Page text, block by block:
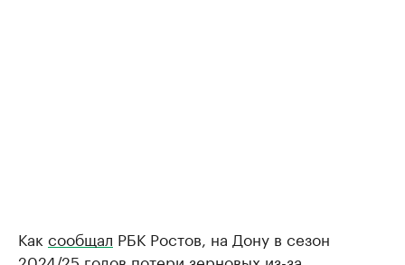
Как сообщал РБК Ростов, на Дону в сезон